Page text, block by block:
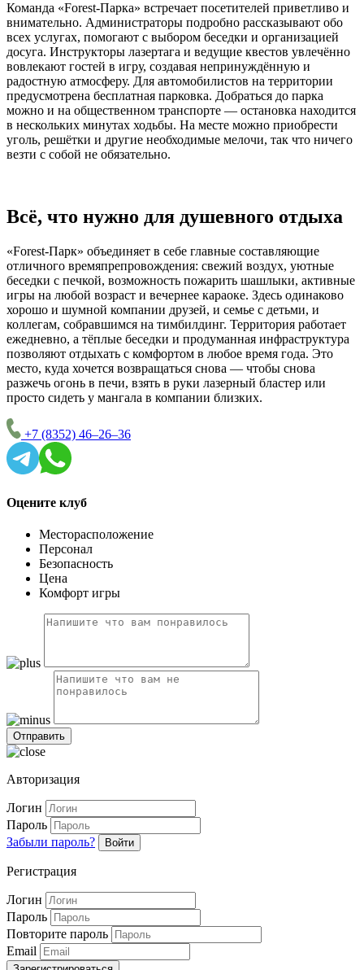
Команда «Forest-Парка» встречает посетителей приветливо и
внимательно. Администраторы подробно рассказывают обо
всех услугах, помогают с выбором беседки и организацией
досуга. Инструкторы лазертага и ведущие квестов увлечённо
вовлекают гостей в игру, создавая непринуждённую и
радостную атмосферу. Для автомобилистов на территории
предусмотрена бесплатная парковка. Добраться до парка
можно и на общественном транспорте — остановка находится
в нескольких минутах ходьбы. На месте можно приобрести
уголь, решётки и другие необходимые мелочи, так что ничего
везти с собой не обязательно.
Всё, что нужно для душевного отдыха
«Forest-Парк» объединяет в себе главные составляющие
отличного времяпрепровождения: свежий воздух, уютные
беседки с печкой, возможность пожарить шашлыки, активные
игры на любой возраст и вечернее караоке. Здесь одинаково
хорошо и шумной компании друзей, и семье с детьми, и
коллегам, собравшимся на тимбилдинг. Территория работает
ежедневно, а тёплые беседки и продуманная инфраструктура
позволяют отдыхать с комфортом в любое время года. Это
место, куда хочется возвращаться снова — чтобы снова
разжечь огонь в печи, взять в руки лазерный бластер или
просто сидеть у мангала в компании близких.
+7 (8352) 46‒26‒36
Оцените клуб
Месторасположение
Персонал
Безопасность
Цена
Комфорт игры
Авторизация
Логин
Пароль
Забыли пароль?
Войти
Регистрация
Логин
Пароль
Повторите пароль
Email